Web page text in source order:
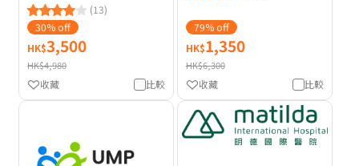
(13)
30% off
HK$3,500
HK$4,980
比較
收藏
79% off
HK$1,350
HK$6,300
比較
收藏